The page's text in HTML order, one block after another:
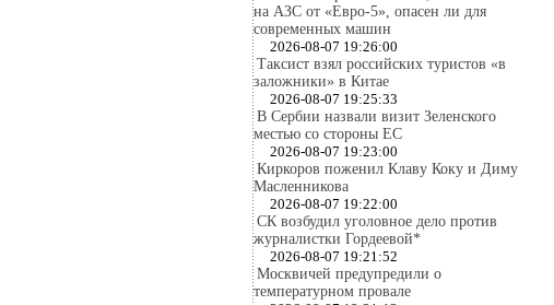
на АЗС от «Евро-5», опасен ли для
современных машин
2026-08-07 19:26:00
Таксист взял российских туристов «в
заложники» в Китае
2026-08-07 19:25:33
В Сербии назвали визит Зеленского
местью со стороны ЕС
2026-08-07 19:23:00
Киркоров поженил Клаву Коку и Диму
Масленникова
2026-08-07 19:22:00
СК возбудил уголовное дело против
журналистки Гордеевой*
2026-08-07 19:21:52
Москвичей предупредили о
температурном провале